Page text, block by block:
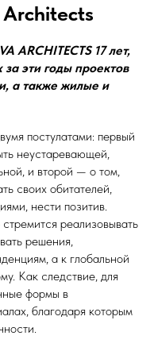
ARCHITECTS 17 лет,
эти годы проектов
а также жилые и
постулатами: первый
неустаревающей,
и второй — о том,
своих обитателей,
нести позитив.
реализовывать
решения,
а к глобальной
Как следствие, для
формы в
благодаря которым